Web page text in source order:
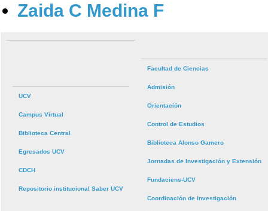
Zaida C Medina F
UCV
Campus Virtual
Biblioteca Central
Egresados UCV
CDCH
Repositorio institucional Saber UCV
Facultad de Ciencias
Admisión
Orientación
Control de Estudios
Biblioteca Alonso Gamero
Jornadas de Investigación y Extensión
Fundaciens-UCV
Coordinación de Investigación